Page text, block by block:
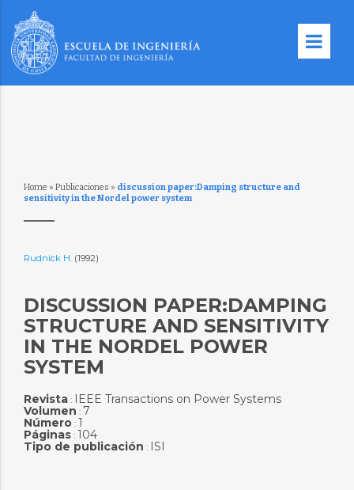
Home » Publicaciones » discussion paper:Damping structure and
sensitivity in the Nordel power system
Rudnick H. (1992)
DISCUSSION PAPER:DAMPING
STRUCTURE AND SENSITIVITY
IN THE NORDEL POWER
SYSTEM
Revista: IEEE Transactions on Power Systems
Volumen : 7
Número: 1
Páginas: 104
Tipo de publicación : ISI